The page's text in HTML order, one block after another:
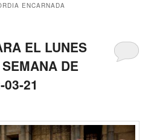
ENCARNADA
EL LUNES
DE
21